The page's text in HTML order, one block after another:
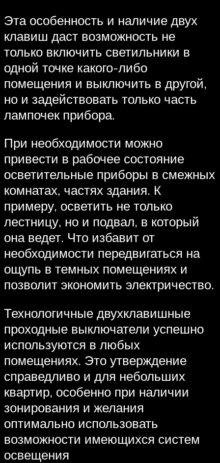
Эта особенность и наличие двух
клавиш даст возможность не
только включить светильники в
одной точке какого-либо
помещения и выключить в другой,
но и задействовать только часть
лампочек прибора.
При необходимости можно
привести в рабочее состояние
осветительные приборы в смежных
комнатах, частях здания. К
примеру, осветить не только
лестницу, но и подвал, в который
она ведет. Что избавит от
необходимости передвигаться на
ощупь в темных помещениях и
позволит экономить электричество.
Технологичные двухклавишные
проходные выключатели успешно
используются в любых
помещениях. Это утверждение
справедливо и для небольших
квартир, особенно при наличии
зонирования и желания
оптимально использовать
возможности имеющихся систем
освещения